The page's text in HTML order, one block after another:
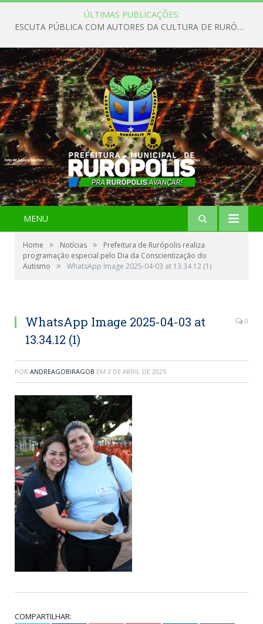
ÚLTIMAS PUBLICAÇÕES:
ESCUTA PÚBLICA COM AUTORES DA CULTURA DE RURÓPOLIS
MENU
Home » Notícias »
Prefeitura de Rurópolis realiza
programação especial pelo Dia da Conscientização do
Autismo
» WhatsApp Image 2025-04-03 at 13.34.12 (1)
WhatsApp Image 2025-04-03 at
13.34.12 (1)
0
POR ANDREAGOBIRAGOB EM 3 DE ABRIL DE 2025
COMPARTILHAR: